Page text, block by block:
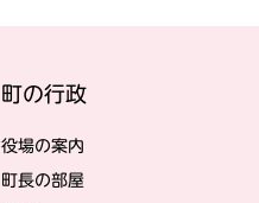
町の行政
役場の案内
町長の部屋